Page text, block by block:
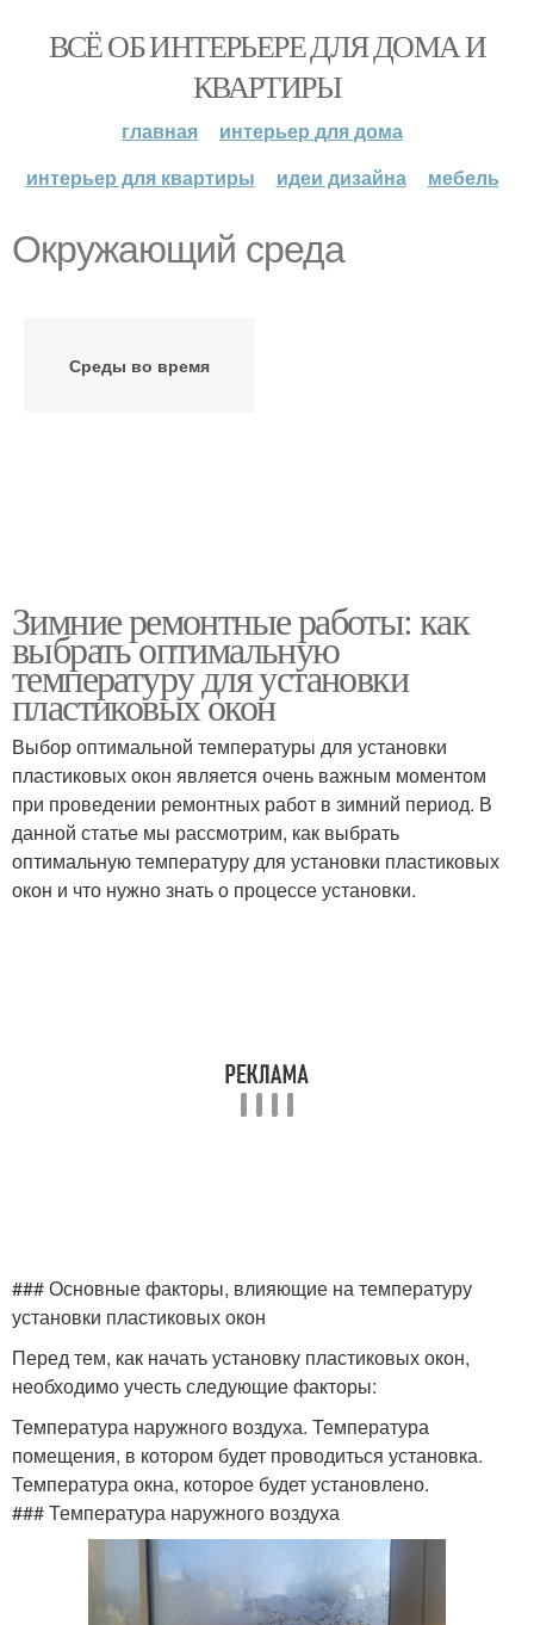
ВСЁ ОБ ИНТЕРЬЕРЕ ДЛЯ ДОМА И
КВАРТИРЫ
главная
интерьер для дома
интерьер для квартиры
идеи дизайна мебель
Окружающий среда
Среды во время
Зимние ремонтные работы: как
выбрать оптимальную
температуру для установки
пластиковых окон
Выбор оптимальной температуры для установки
пластиковых окон является очень важным моментом
при проведении ремонтных работ в зимний период. В
данной статье мы рассмотрим, как выбрать
оптимальную температуру для установки пластиковых
окон и что нужно знать о процессе установки.
### Основные факторы, влияющие на температуру
установки пластиковых окон
Перед тем, как начать установку пластиковых окон,
необходимо учесть следующие факторы:
Температура наружного воздуха. Температура
помещения, в котором будет проводиться установка.
Температура окна, которое будет установлено.
### Температура наружного воздуха